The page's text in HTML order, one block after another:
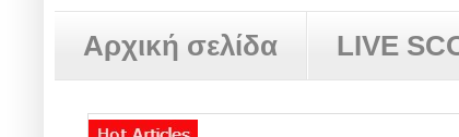
Αρχική σελίδα LIVE